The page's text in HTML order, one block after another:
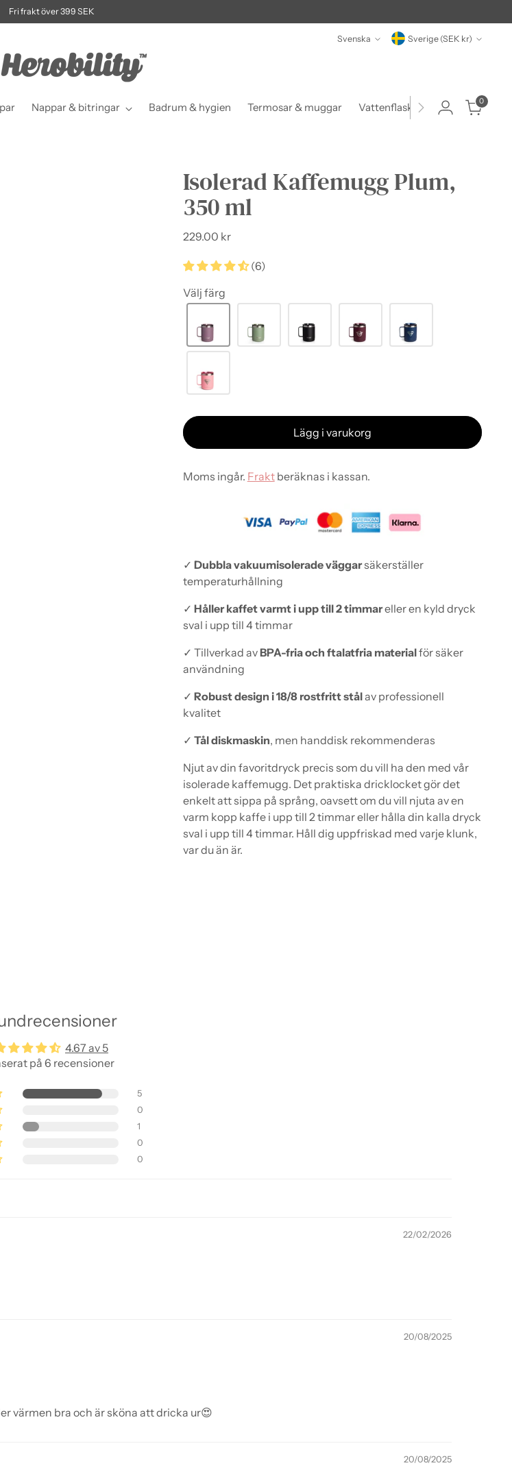
Fri frakt över 399 SEK
Språk
Svenska Valuta Sverige (SEK kr)
Nappar & bitringar Badrum & hygien Termosar & muggar Vattenflaskor Matlådor &
0
Isolerad Kaffemugg Plum,
350 ml
Ordinarie
229.00 kr
(6)
Välj färg
Lägg i varukorg
Moms ingår. Fraktberäknas i kassan.
✓ Dubbla vakuumisolerade väggarsäkerställer
temperaturhållning
✓ Håller kaffet varmt i upp till 2 timmareller en kyld dryck
sval i upp till 4 timmar
✓ Tillverkad avBPA-fria och ftalatfria materialför säker
användning
✓ Robust design i 18/8 rostfritt stålav professionell
kvalitet
✓ Tål diskmaskin, men handdisk rekommenderas
Njut av din favoritdryck precis som du vill ha den med vår
isolerade kaffemugg. Det praktiska dricklocket gör det
enkelt att sippa på språng, oavsett om du vill njuta av en
varm kopp kaffe i upp till 2 timmar eller hålla din kalla dryck
sval i upp till 4 timmar. Håll dig uppfriskad med varje klunk,
var du än är.
4.67 av 5
på 6 recensioner
5
0
1
0
0
22/02/2026
20/08/2025
värmen bra och är sköna att dricka ur😍
20/08/2025